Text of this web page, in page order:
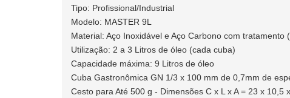
Tipo: Profissional/Industrial
Modelo: MASTER 9L
Material: Aço Inoxidável e Aço Carbono com tratamento
Utilização: 2 a 3 Litros de óleo (cada cuba)
Capacidade máxima: 9 Litros de óleo
Cuba Gastronômica GN 1/3 x 100 mm de 0,7mm de
Cesto para Até 500 g - Dimensões C x L x A = 23 x 10,5